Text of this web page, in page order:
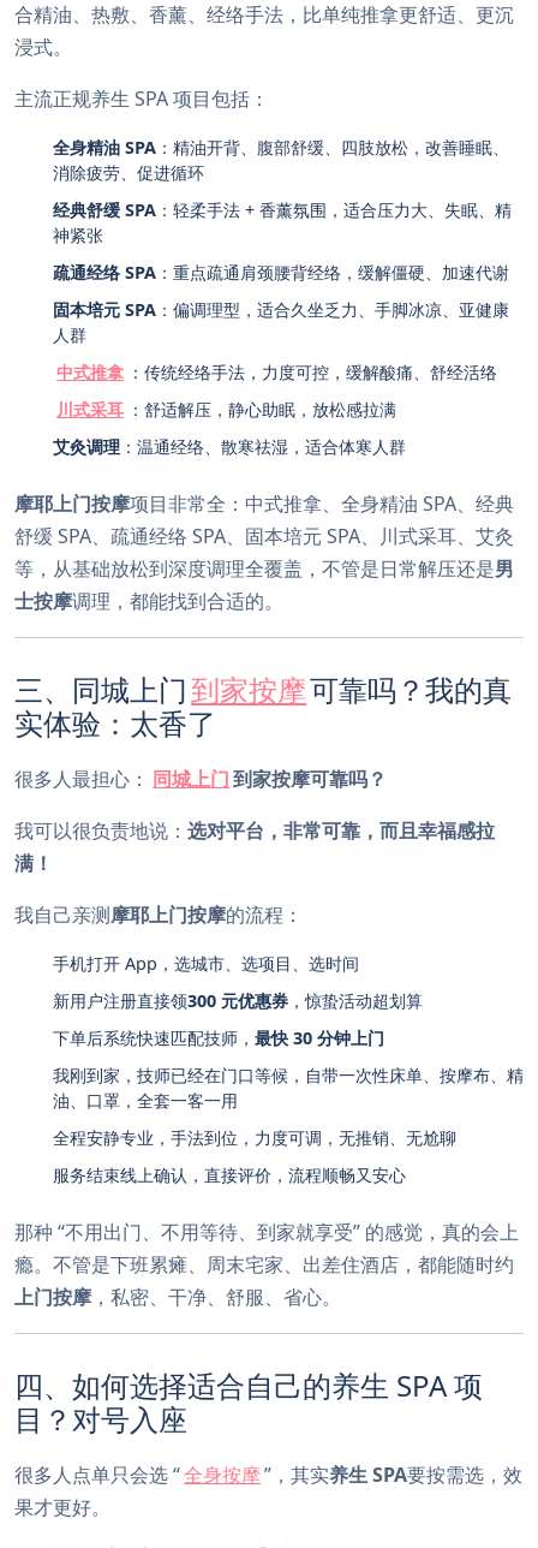
合精油、热敷、香薰、经络手法，比单纯推拿更舒适、更沉
浸式。
主流正规养生 SPA 项目包括：
全身精油 SPA ：精油开背、腹部舒缓、四肢放松，改善睡眠、
消除疲劳、促进循环
经典舒缓 SPA ：轻柔手法 + 香薰氛围，适合压力大、失眠、精
神紧张
疏通经络 SPA ：重点疏通肩颈腰背经络，缓解僵硬、加速代谢
固本培元 SPA ：偏调理型，适合久坐乏力、手脚冰凉、亚健康
人群
中式推拿 ：传统经络手法，力度可控，缓解酸痛、舒经活络
川式采耳 ：舒适解压，静心助眠，放松感拉满
艾灸调理 ：温通经络、散寒祛湿，适合体寒人群
摩耶上门按摩项目非常全：中式推拿、全身精油 SPA、经典
舒缓 SPA、疏通经络 SPA、固本培元 SPA、川式采耳、艾灸
等，从基础放松到深度调理全覆盖，不管是日常解压还是男
士按摩调理，都能找到合适的。
三、同城上门到家按摩可靠吗？我的真
实体验：太香了
很多人最担心： 同城上门到家按摩可靠吗？
我可以很负责地说： 选对平台，非常可靠，而且幸福感拉
满！
我自己亲测摩耶上门按摩的流程：
手机打开 App，选城市、选项目、选时间
新用户注册直接领300 元优惠券 ，惊蛰活动超划算
下单后系统快速匹配技师， 最快 30 分钟上门
我刚到家，技师已经在门口等候，自带一次性床单、按摩布、精
油、口罩，全套一客一用
全程安静专业，手法到位，力度可调，无推销、无尬聊
服务结束线上确认，直接评价，流程顺畅又安心
那种 “不用出门、不用等待、到家就享受” 的感觉，真的会上
瘾。不管是下班累瘫、周末宅家、出差住酒店，都能随时约
上门按摩 ，私密、干净、舒服、省心。
四、如何选择适合自己的养生 SPA 项
目？对号入座
很多人点单只会选 “全身按摩”，其实养生 SPA要按需选，效
果才更好。